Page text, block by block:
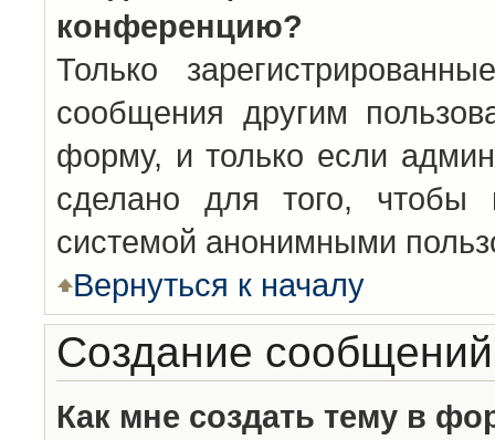
конференцию?
Только
сообщения другим
форму, и только если
сделано для того, чтобы
системой анонимными
Вернуться к началу
Создание сообщений
Как мне создать тему в